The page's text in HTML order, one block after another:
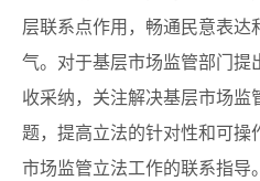
层联系点作用，畅通民意表
气。对于基层市场监管部门提
收采纳，关注解决基层市场
题，提高立法的针对性和可操
市场监管立法工作的联系指导。